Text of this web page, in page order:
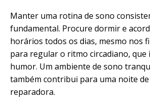
Manter uma rotina de sono
fundamental. Procure dormir e
horários todos os dias, mesmo nos
para regular o ritmo circadiano, que
humor. Um ambiente de sono
também contribui para uma noite
reparadora.